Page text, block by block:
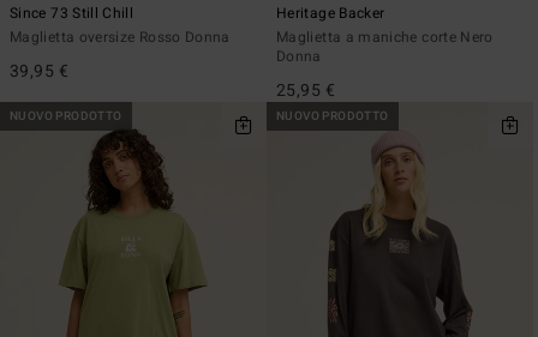
Since 73 Still Chill
Maglietta oversize Rosso Donna
39,95 €
Heritage Backer
Maglietta a maniche corte Nero
Donna
25,95 €
NUOVO PRODOTTO NUOVO PRODOTTO